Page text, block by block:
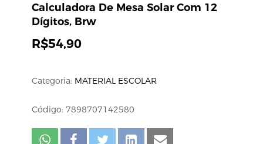
Calculadora De Mesa Solar Com 12
Dígitos, Brw
R$54,90
Categoria: MATERIAL ESCOLAR
Código: 7898707142580